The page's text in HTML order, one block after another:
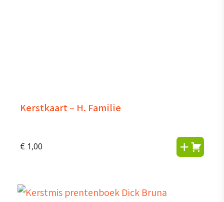
Kerstkaart – H. Familie
€ 1,00